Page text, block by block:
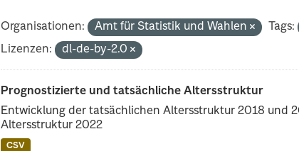
Organisationen: Amt für Statistik und Wahlen Tags:
Lizenzen:
dl-de-by-2.0
Prognostizierte und tatsächliche Altersstruktur
Entwicklung der tatsächlichen Altersstruktur 2018 und
Altersstruktur 2022
CSV